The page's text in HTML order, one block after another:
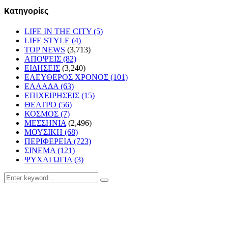
Kατηγορίες
LIFE IN THE CITY (5)
LIFE STYLE (4)
TOP NEWS (3,713)
ΑΠΟΨΕΙΣ (82)
ΕΙΔΗΣΕΙΣ (3,240)
ΕΛΕΥΘΕΡΟΣ ΧΡΟΝΟΣ (101)
ΕΛΛΑΔΑ (63)
ΕΠΙΧΕΙΡΗΣΕΙΣ (15)
ΘΕΑΤΡΟ (56)
ΚΟΣΜΟΣ (7)
ΜΕΣΣΗΝΙΑ (2,496)
ΜΟΥΣΙΚΗ (68)
ΠΕΡΙΦΕΡΕΙΑ (723)
ΣΙΝΕΜΑ (121)
ΨΥΧΑΓΩΓΙΑ (3)
Search
for:
Search